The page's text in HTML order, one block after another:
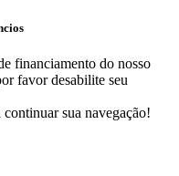
financiamento do nosso
favor desabilite seu
sua navegação!